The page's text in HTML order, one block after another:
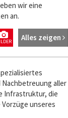
wir eine
an.
Alles zeigen
aller
Infrastruktur, die
unseres